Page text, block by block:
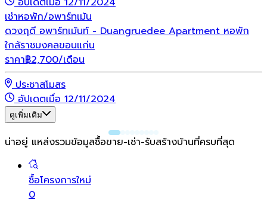
เช่าหอพัก/อพาร์ทเม้น
ดวงฤดี อพาร์ทเม้นท์ - Duangruedee Apartment หอพัก
ใกล้ราชมงคลขอนแก่น
ราคา฿2,700/เดือน
ประชาสโมสร
อัปเดตเมื่อ 12/11/2024
ดูเพิ่มเติม
น่าอยู่ แหล่งรวมข้อมูลซื้อขาย-เช่า-รับสร้างบ้านที่ครบที่สุด
ซื้อโครงการใหม่
0